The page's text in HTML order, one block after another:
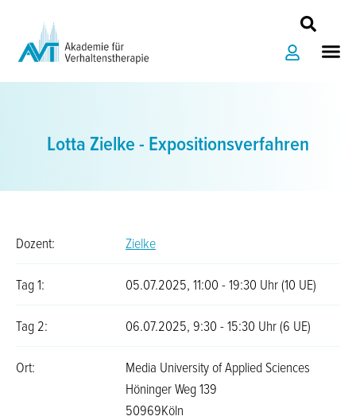
springen
Lotta Zielke - Expositionsverfahren
Dozent: Zielke
Tag 1: 05.07.2025, 11:00 - 19:30 Uhr (10 UE)
Tag 2: 06.07.2025, 9:30 - 15:30 Uhr (6 UE)
Ort:
Media University of Applied Sciences
Höninger Weg 139
50969Köln